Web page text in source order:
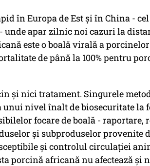
în Europa de Est şi în China -
unde apar zilnic noi cazuri la
este o boală virală a
de până la 100% pentru
şi nici tratament. Singurele
nivel înalt de biosecuritate la
focare de boală - raportare,
şi subproduselor provenite
şi controlul circulaţiei
porcină africană nu afectează şi